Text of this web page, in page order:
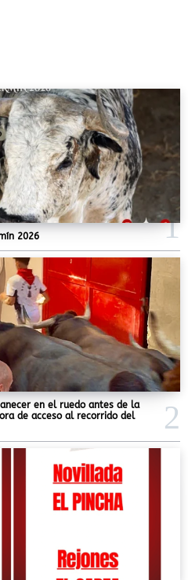
2026
en el ruedo antes de la
de acceso al recorrido del